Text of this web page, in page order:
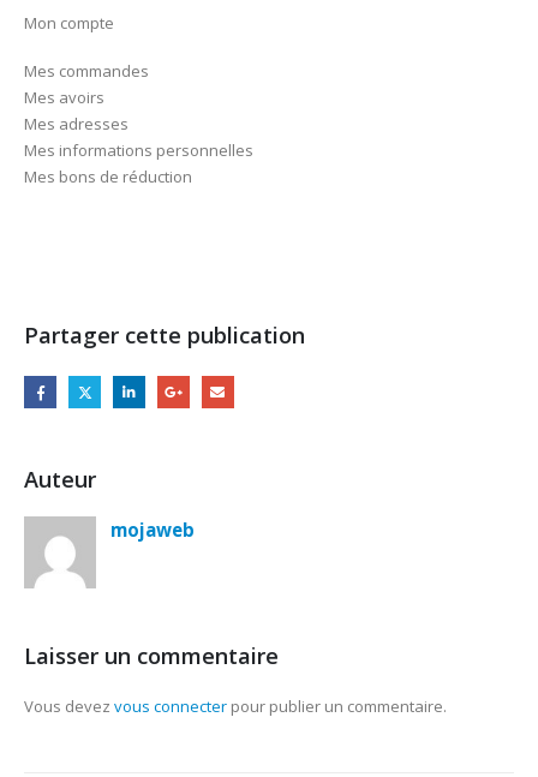
Mon compte
Mes commandes
Mes avoirs
Mes adresses
Mes informations personnelles
Mes bons de réduction
Partager cette publication
Auteur
mojaweb
Laisser un commentaire
Vous devez vous connecter pour publier un commentaire.